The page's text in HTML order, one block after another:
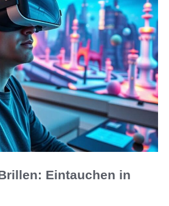
Eintauchen in